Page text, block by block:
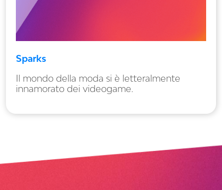
Sparks
Il mondo della moda si è letteralmente
innamorato dei videogame.